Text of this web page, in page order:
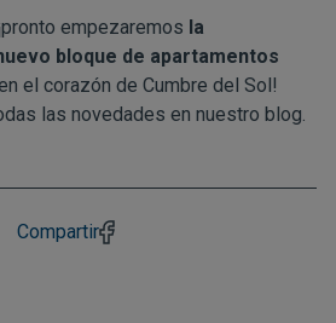
empezaremos la
bloque de apartamentos
el corazón de Cumbre del Sol!
las novedades en nuestro blog
Compartir